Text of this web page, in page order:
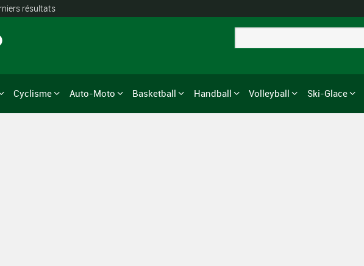
résultats
Cyclisme Auto-Moto Basketball Handball Volleyball Ski-Glace